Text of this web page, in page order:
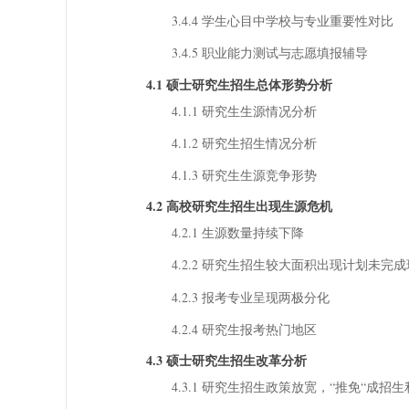
3.4.4 学生心目中学校与专业重要性对比
3.4.5 职业能力测试与志愿填报辅导
4.1 硕士研究生招生总体形势分析
4.1.1 研究生生源情况分析
4.1.2 研究生招生情况分析
4.1.3 研究生生源竞争形势
4.2 高校研究生招生出现生源危机
4.2.1 生源数量持续下降
4.2.2 研究生招生较大面积出现计划未完成
4.2.3 报考专业呈现两极分化
4.2.4 研究生报考热门地区
4.3 硕士研究生招生改革分析
4.3.1 研究生招生政策放宽，“推免“成招生